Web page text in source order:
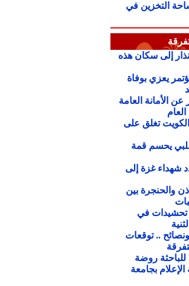
التخزين في
إلى سكان هذه
يعزي بوفاة
عن الأمانة العامة
تغلق على
يحسم قمة
شهداء غزة إلى
والحنجرة بين
تحشيدات في
.. توقعات
للباحثة روضة
بجامعة